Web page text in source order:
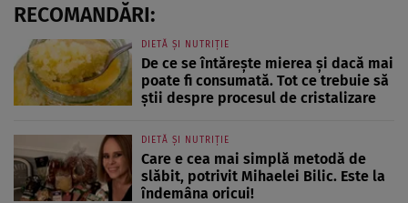
RECOMANDĂRI:
DIETĂ ȘI NUTRIȚIE
De ce se întărește mierea și dacă mai
poate fi consumată. Tot ce trebuie să
știi despre procesul de cristalizare
DIETĂ ȘI NUTRIȚIE
Care e cea mai simplă metodă de
slăbit, potrivit Mihaelei Bilic. Este la
îndemâna oricui!